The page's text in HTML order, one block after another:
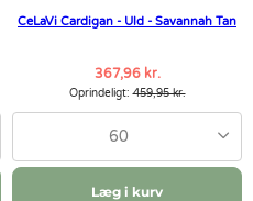
CeLaVi Cardigan - Uld - Savannah Tan
367,96 kr.
Oprindeligt:459,95 kr.
60
Læg i kurv